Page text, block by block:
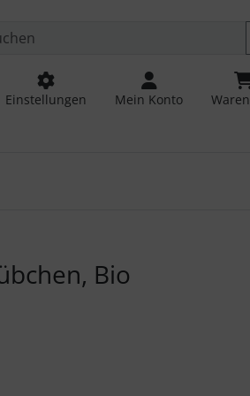
Einstellungen Mein Konto
Bio
Zum Vergrößern klicken Sie